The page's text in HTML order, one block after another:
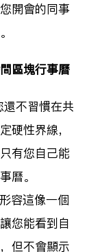
開會的同事
區塊行事曆
還不習慣在共
硬性界線，
有您自己能
曆。
容這像一個
您能看到自
但不會顯示